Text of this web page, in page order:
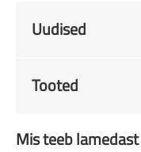
Uudised
Tooted
Mis teeb